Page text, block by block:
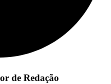
de Redação